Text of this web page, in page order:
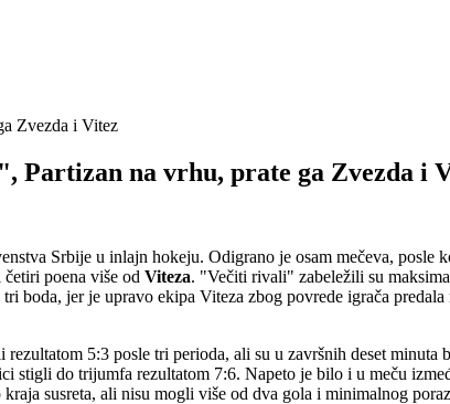
Zvezda i Vitez
Partizan na vrhu, prate ga Zvezda i
Srbije u inlajn hokeju. Odigrano je osam mečeva, posle
četiri poena više od Viteza. "Večiti rivali" zabeležili su
boda, jer je upravo ekipa Viteza zbog povrede igrača
5:3 posle tri perioda, ali su u završnih deset
do trijumfa rezultatom 7:6. Napeto je bilo i u meču
susreta, ali nisu mogli više od dva gola i minimalnog